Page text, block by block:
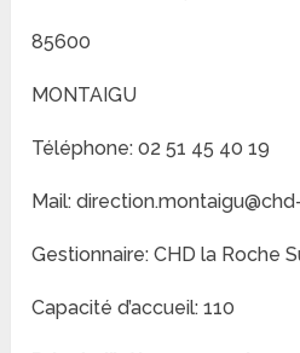
85600
MONTAIGU
Téléphone: 02 51 45 40 19
Mail:
Gestionnaire: CHD la Roche
Capacité d’accueil: 110